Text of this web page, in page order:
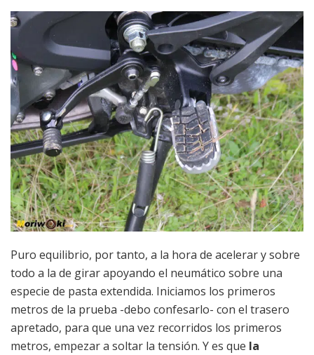
Puro equilibrio, por tanto, a la hora de acelerar y sobre
todo a la de girar apoyando el neumático sobre una
especie de pasta extendida. Iniciamos los primeros
metros de la prueba -debo confesarlo- con el trasero
apretado, para que una vez recorridos los primeros
metros, empezar a soltar la tensión. Y es que la